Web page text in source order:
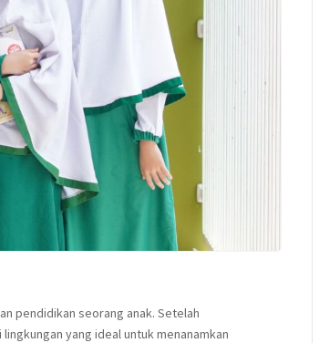
pendidikan seorang anak. Setelah
yang ideal untuk menanamkan